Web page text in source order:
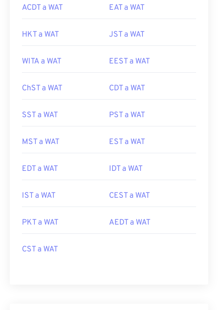
ACDT a WAT EAT a WAT
HKT a WAT JST a WAT
WITA a WAT EEST a WAT
ChST a WAT CDT a WAT
SST a WAT PST a WAT
MST a WAT EST a WAT
EDT a WAT IDT a WAT
IST a WAT CEST a WAT
PKT a WAT AEDT a WAT
CST a WAT